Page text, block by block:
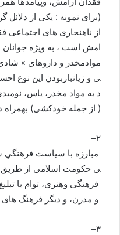
(برای نمونه : یکی از دلائل
از ناهنجاری های اجتماعی
امش است ، به ویژه جوانان
موادمخدر و داروهای »
ی و زیانباربودن این نوع
د به مواد مخدر، یاس،
( از جمله خودکشی) بهمراه
۲–
مبارزه با سیاست فرهنگیِ
ی حکومت اسلامی از طریق
فرهنگی وهنری، توام با تبلیغ
و مدرن، و دیگر فرهنگ های
۳–